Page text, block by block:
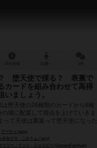
堕天使で採る？ 表裏で
カードを組み合わせて高得
いましょう。
は堕天使の26種類のカードから6枚
の場に配置して得点を上げていきま
って天使は裏返って堕天使になった
り、あるいは自...
アーティ (arty)
ざみどり このうぇ／arty)
ミリー・ドット・ジェイピー (GamersFamily.jp)